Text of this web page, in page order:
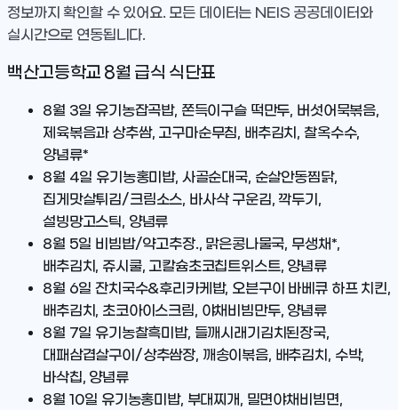
정보까지 확인할 수 있어요. 모든 데이터는 NEIS 공공데이터와
실시간으로 연동됩니다.
백산고등학교 8월 급식 식단표
8월 3일 유기농잡곡밥, 쫀득이구슬 떡만두, 버섯어묵볶음,
제육볶음과 상추쌈, 고구마순무침, 배추김치, 찰옥수수,
양념류*
8월 4일 유기농홍미밥, 사골순대국, 순살안동찜닭,
집게맛살튀김/크림소스, 바사삭 구운김, 깍두기,
설빙망고스틱, 양념류
8월 5일 비빔밥/약고추장., 맑은콩나물국, 무생채*,
배추김치, 쥬시쿨, 고칼슘초코칩트위스트, 양념류
8월 6일 잔치국수&후리카케밥, 오븐구이 바베큐 하프 치킨,
배추김치, 초코아이스크림, 야채비빔만두, 양념류
8월 7일 유기농찰흑미밥, 들깨시래기김치된장국,
대패삼겹살구이/상추쌈장, 깨송이볶음, 배추김치, 수박,
바삭칩, 양념류
8월 10일 유기농홍미밥, 부대찌개, 밀면야채비빔면,